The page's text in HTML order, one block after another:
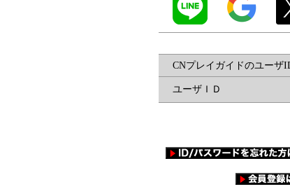
CNプレイガイドのユーザ
ユーザＩＤ